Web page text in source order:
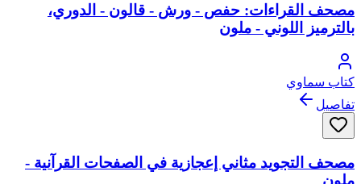
مصحف القراءات: حفص - ورش - قالون - الدوري،
بالترميز اللوني - ملون
كتاب سماوي
تفاصيل
مصحف التجويد مثاني إعجازية في الصفحات القرآنية -
ملون